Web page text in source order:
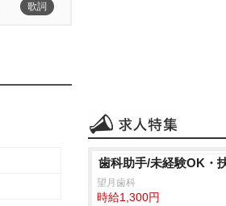
歌詞
歯科助手/未経験OK・
望月歯科
時給1,300円